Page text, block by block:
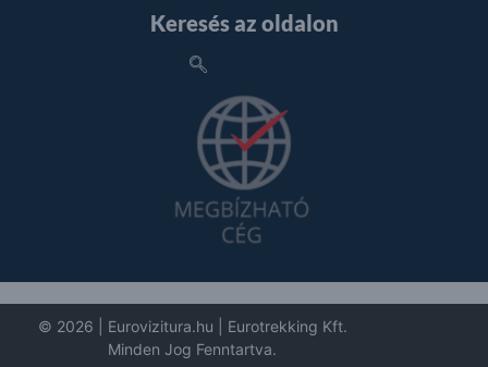
Keresés az oldalon
© 2026 | Eurovizitura.hu | Eurotrekking Kft.
Minden Jog Fenntartva.